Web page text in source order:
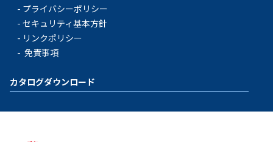
プライバシーポリシー
セキュリティ基本方針
リンクポリシー
免責事項
カタログダウンロード